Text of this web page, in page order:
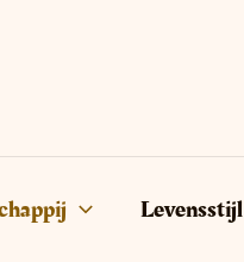
Levensstijl